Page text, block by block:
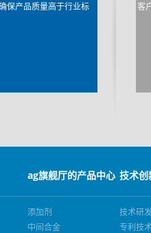
保产品质量高于行业标
客
ag旗舰厅的产品中心 技术创
添加剂
中间合金
技术研发
专利技